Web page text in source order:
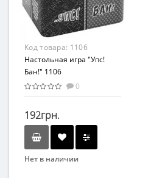
Материал
Картон
Код товара: 1106
Настольная игра "Упс!
Бан!" 1106
0
192грн.
Нет в наличии